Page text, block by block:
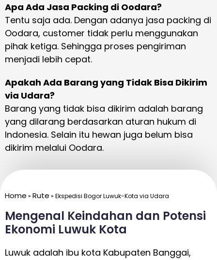
Apa Ada Jasa Packing di Oodara?
Tentu saja ada. Dengan adanya jasa packing di
Oodara, customer tidak perlu menggunakan
pihak ketiga. Sehingga proses pengiriman
menjadi lebih cepat.
Apakah Ada Barang yang Tidak Bisa Dikirim
via Udara?
Barang yang tidak bisa dikirim adalah barang
yang dilarang berdasarkan aturan hukum di
Indonesia. Selain itu hewan juga belum bisa
dikirim melalui Oodara.
Home » Rute » Ekspedisi Bogor Luwuk-Kota via Udara
Mengenal Keindahan dan Potensi
Ekonomi Luwuk Kota
Luwuk adalah ibu kota Kabupaten Banggai,